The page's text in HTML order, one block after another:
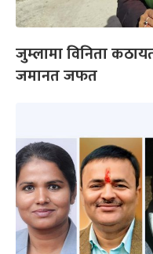
जुम्लामा विनिता
जमानत जफत